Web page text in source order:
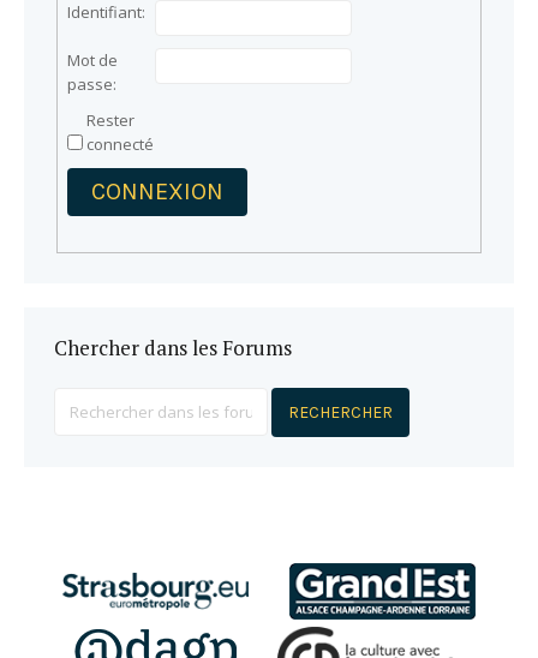
Identifiant:
Mot de
passe:
Rester
connecté
CONNEXION
Chercher dans les Forums